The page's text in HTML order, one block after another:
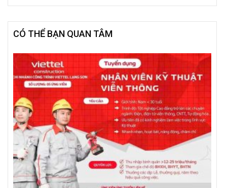
CÓ THỂ BẠN QUAN TÂM